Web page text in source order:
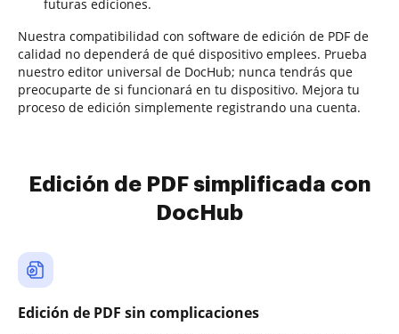
futuras ediciones.
Nuestra compatibilidad con software de edición de PDF de
calidad no dependerá de qué dispositivo emplees. Prueba
nuestro editor universal de DocHub; nunca tendrás que
preocuparte de si funcionará en tu dispositivo. Mejora tu
proceso de edición simplemente registrando una cuenta.
Edición de PDF simplificada con
DocHub
Edición de PDF sin complicaciones